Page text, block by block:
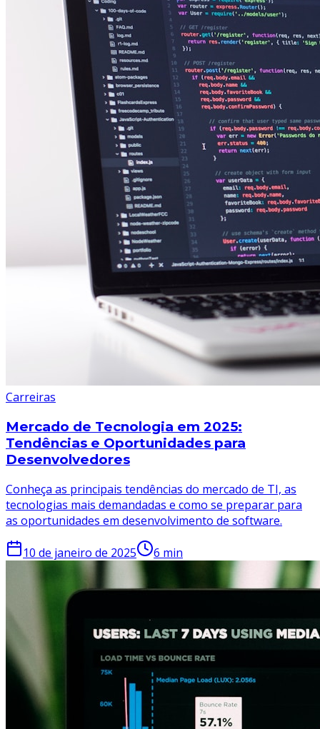
Carreiras
Mercado de Tecnologia em 2025:
Tendências e Oportunidades para
Desenvolvedores
Conheça as principais tendências do mercado de TI, as
tecnologias mais demandadas e como se preparar para
as oportunidades em desenvolvimento de software.
10 de janeiro de 2025 6 min